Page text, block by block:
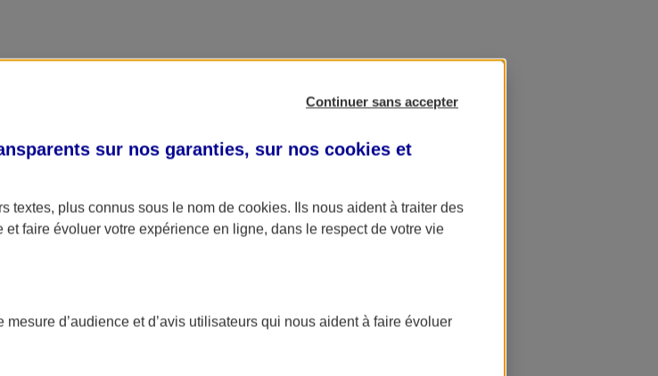
Continuer sans accepter
sur nos garanties, sur nos cookies et
textes, plus connus sous le nom de cookies. Ils nous aident à traiter des
faire évoluer votre expérience en ligne, dans le respect de votre vie
mesure d’audience et d’avis utilisateurs qui nous aident à faire évoluer